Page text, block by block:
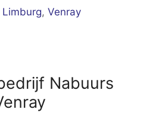
Limburg,Venray
Nabuurs